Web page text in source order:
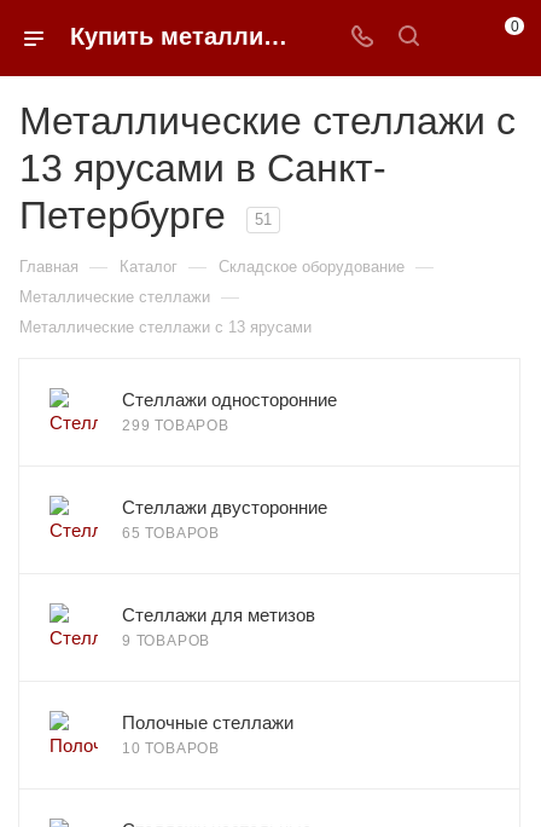
Купить металлические стеллажи 13 ярусов в Санкт-Петербурге недорого | 0FFER 0
Металлические стеллажи с
13 ярусами в Санкт-
Петербурге
51
Главная — Каталог — Складское оборудование —
Металлические стеллажи —
Металлические стеллажи с 13 ярусами
Стеллажи односторонние
299 ТОВАРОВ
Стеллажи двусторонние
65 ТОВАРОВ
Стеллажи для метизов
9 ТОВАРОВ
Полочные стеллажи
10 ТОВАРОВ